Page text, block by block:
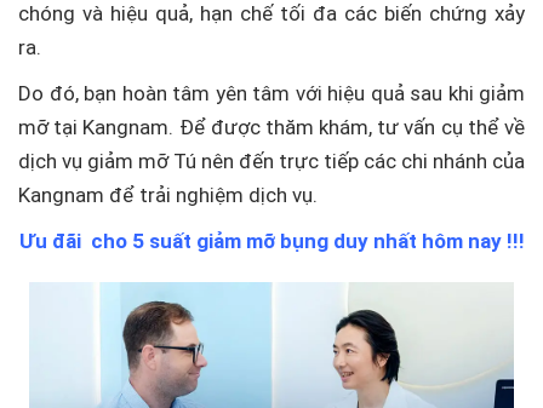
chóng và hiệu quả, hạn chế tối đa các biến chứng xảy
ra.
Do đó, bạn hoàn tâm yên tâm với hiệu quả sau khi giảm
mỡ tại Kangnam. Để được thăm khám, tư vấn cụ thể về
dịch vụ giảm mỡ Tú nên đến trực tiếp các chi nhánh của
Kangnam để trải nghiệm dịch vụ.
Ưu đãi cho 5 suất giảm mỡ bụng duy nhất hôm nay !!!